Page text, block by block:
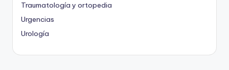
Traumatología y ortopedia
Urgencias
Urología